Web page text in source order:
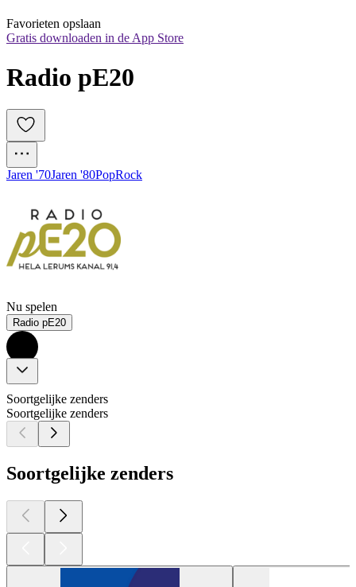
Favorieten opslaan
Gratis downloaden in de App Store
Radio pE20
Jaren '70Jaren '80PopRock
Nu spelen
Radio pE20
Soortgelijke zenders
Soortgelijke zenders
Soortgelijke zenders